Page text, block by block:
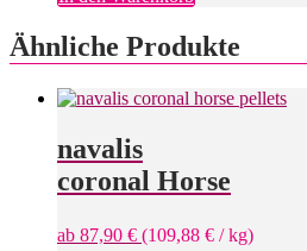
Ähnliche Produkte
navalis
coronal Horse
ab 87,90 € (109,88 € /kg)